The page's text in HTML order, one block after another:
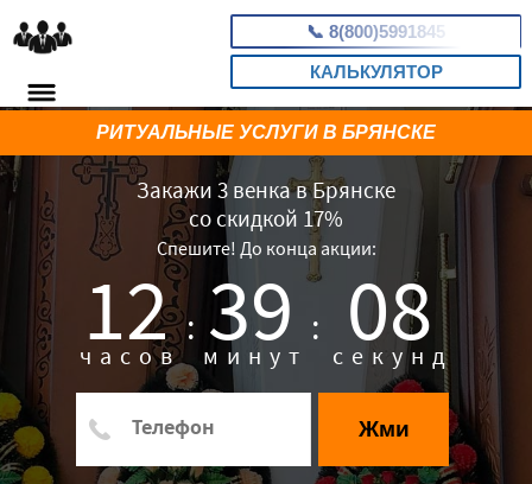
📞 8(800)5991845
КАЛЬКУЛЯТОР
Закажи 3 венка в Брянске
со скидкой 17%
Спешите! До конца акции:
12 :
часов 39 :
минут 07
секунд
Жми
РИТУАЛЬНЫЕ УСЛУГИ В БРЯНСКЕ